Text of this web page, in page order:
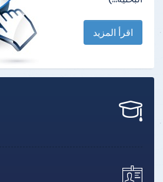
اقرأ المزيد